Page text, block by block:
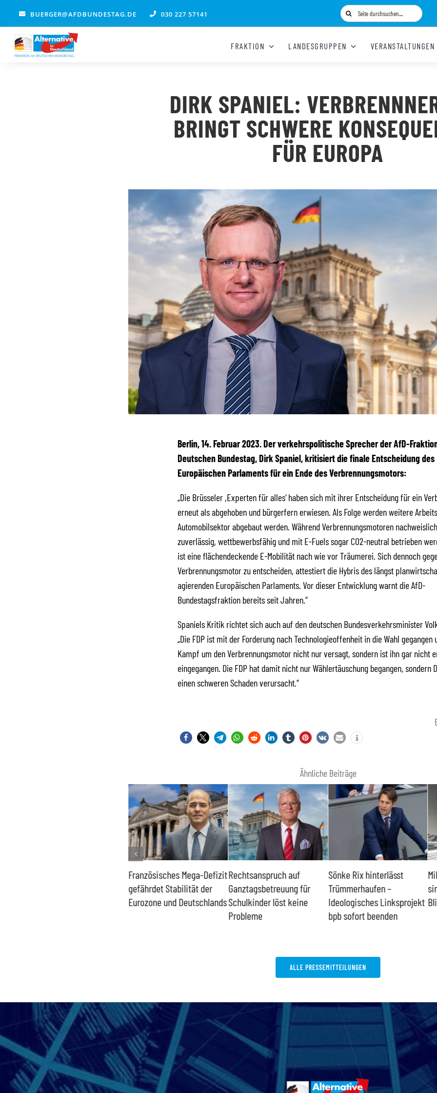
springen
BUERGER@AFDBUNDESTAG.DE 030 227 57141
Suche
nach:
FRAKTION LANDESGRUPPEN VERANSTALTUNGEN
DIRK SPANIEL:
BRINGT SCHWERE
FÜR EUROPA
Berlin, 14. Februar 2023. Der verkehrspolitische Sprecher der AfD-
Deutschen Bundestag, Dirk Spaniel, kritisiert die finale Entscheidung des
Europäischen Parlaments für ein Ende des Verbrennungsmotors:
„Die Brüsseler ,Experten für alles‘ haben sich mit ihrer Entscheidung für ein
erneut als abgehoben und bürgerfern erwiesen. Als Folge werden weitere
Automobilsektor abgebaut werden. Während Verbrennungsmotoren
zuverlässig, wettbewerbsfähig und mit E-Fuels sogar CO2-neutral betrieben
ist eine flächendeckende E-Mobilität nach wie vor Träumerei. Sich dennoch
Verbrennungsmotor zu entscheiden, attestiert die Hybris des längst
agierenden Europäischen Parlaments. Vor dieser Entwicklung warnt die AfD-
Bundestagsfraktion bereits seit Jahren.“
Spaniels Kritik richtet sich auch auf den deutschen Bundesverkehrsminister
„Die FDP ist mit der Forderung nach Technologieoffenheit in die Wahl gegangen
Kampf um den Verbrennungsmotor nicht nur versagt, sondern ist ihn gar nicht
eingegangen. Die FDP hat damit nicht nur Wählertäuschung begangen, sondern
einen schweren Schaden verursacht.“
Ähnliche Beiträge
Französisches Mega-Defizit
gefährdet Stabilität der
Eurozone und Deutschlands
Rechtsanspruch auf
Ganztagsbetreuung für
Schulkinder löst keine
Probleme
Sönke Rix hinterlässt
Trümmerhaufen –
Ideologisches Linksprojekt
bpb sofort beenden
ALLE PRESSEMITTEILUNGEN